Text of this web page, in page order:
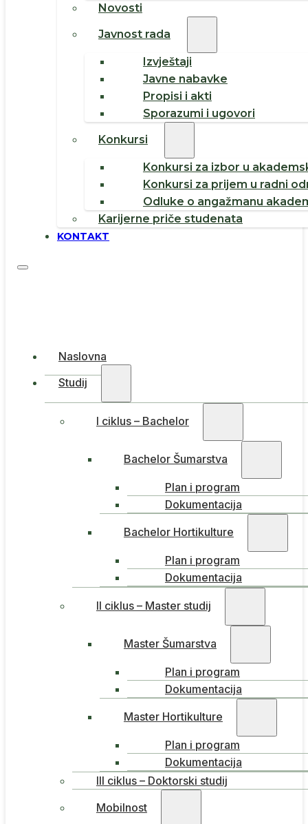
Novosti
Javnost rada
Izvještaji
Javne nabavke
Propisi i akti
Sporazumi i ugovori
Konkursi
Konkursi za izbor u
Konkursi za prijem u radni
Odluke o angažmanu
Karijerne priče studenata
KONTAKT
Naslovna
Studij
I ciklus – Bachelor
Bachelor Šumarstva
Plan i program
Dokumentacija
Bachelor Hortikulture
Plan i program
Dokumentacija
II ciklus – Master studij
Master Šumarstva
Plan i program
Dokumentacija
Master Hortikulture
Plan i program
Dokumentacija
III ciklus – Doktorski studij
Mobilnost